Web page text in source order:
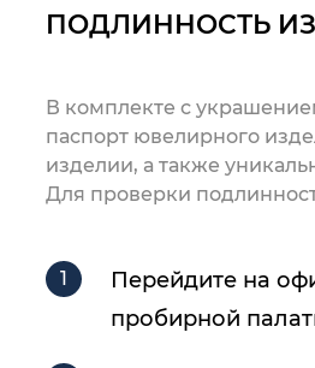
ПОДЛИННОСТЬ
В комплекте с
паспорт ювелирного
изделии, а также
Для проверки
Перейдите на
пробирной